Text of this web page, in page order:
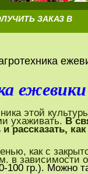
ЗАКАЗ В
этой
ухаживать. В
как с
в зависимости
гр.). Можно